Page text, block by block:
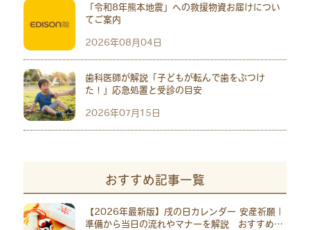
「令和8年熊本地震」への救援物資お届けについ
てご案内
2026年08月04日
歯科医師が解説「子どもが転んで歯をぶつけ
た！」応急処置と受診の目安
2026年07月15日
おすすめ記事一覧
【2026年最新版】戌の日カレンダー 安産祈願｜
準備から当日の流れやマナーを解説 おすすめ神